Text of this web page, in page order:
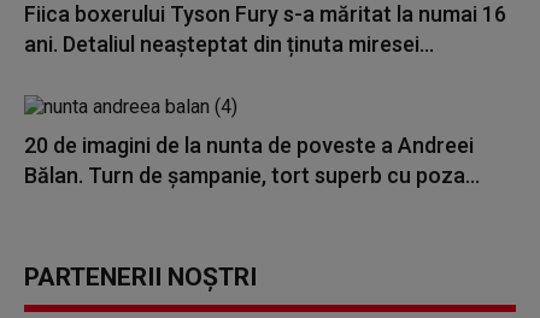
Fiica boxerului Tyson Fury s-a măritat la numai 16
ani. Detaliul neașteptat din ținuta miresei...
20 de imagini de la nunta de poveste a Andreei
Bălan. Turn de șampanie, tort superb cu poza...
PARTENERII NOȘTRI